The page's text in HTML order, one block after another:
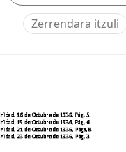
Zerrendara itzuli